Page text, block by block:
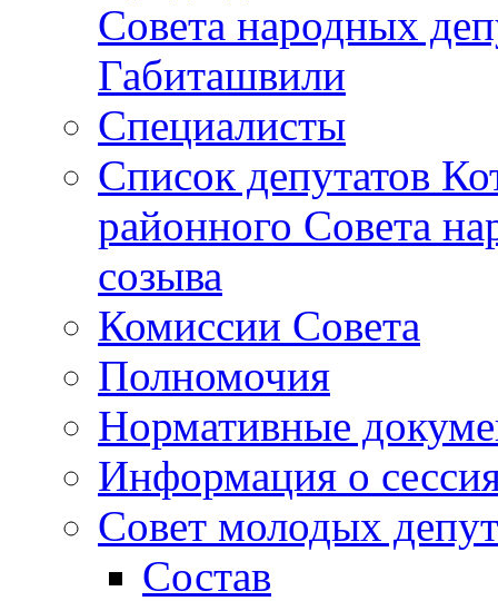
Совета народных
Габиташвили
Специалисты
Список депутатов
районного Совета
созыва
Комиссии Совета
Полномочия
Нормативные
Информация о
Совет молодых
Состав